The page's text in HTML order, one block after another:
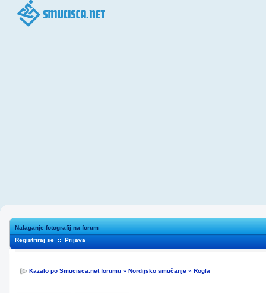
Nalaganje fotografij na forum
Registriraj se :: Prijava
Kazalo po Smucisca.net forumu » Nordijsko smučanje » Rogla